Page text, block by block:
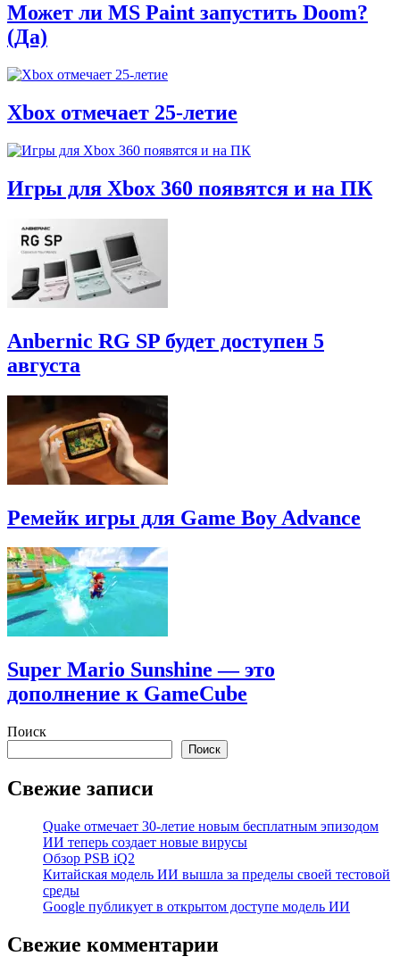
Может ли MS Paint запустить Doom?
(Да)
Xbox отмечает 25-летие
Игры для Xbox 360 появятся и на ПК
Anbernic RG SP будет доступен 5
августа
Ремейк игры для Game Boy Advance
Super Mario Sunshine — это
дополнение к GameCube
Поиск
Поиск
Свежие записи
Quake отмечает 30-летие новым бесплатным эпизодом
ИИ теперь создает новые вирусы
Обзор PSB iQ2
Китайская модель ИИ вышла за пределы своей тестовой
среды
Google публикует в открытом доступе модель ИИ
Свежие комментарии